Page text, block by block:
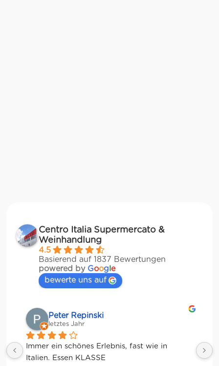
Centro Italia Supermercato &
Weinhandlung
4.5
Basierend auf 1837 Bewertungen
powered by Google
bewerte uns auf
Matze
letztes Jahr